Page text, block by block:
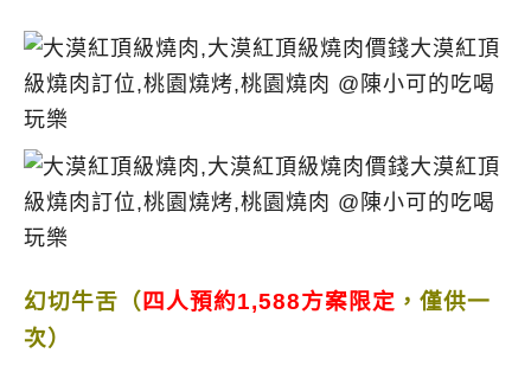
幻切牛舌（ 四人預約1,588方案限定 ，僅供一
次）